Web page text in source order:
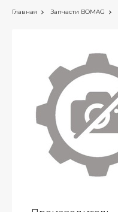
Главная Запчасти BOMAG